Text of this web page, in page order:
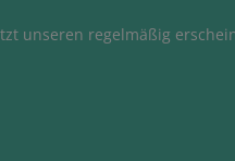
unseren regelmäßig